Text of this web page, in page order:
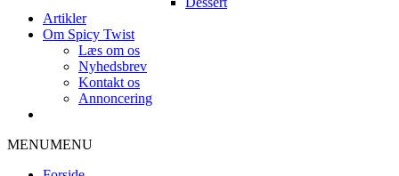
Artikler
Om Spicy Twist
Læs om os
Nyhedsbrev
Kontakt os
Annoncering
MENUMENU